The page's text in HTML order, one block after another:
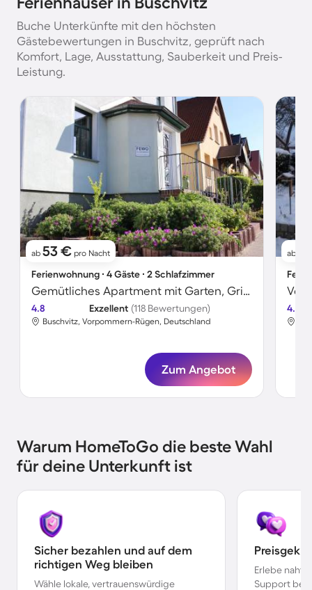
Buche Unterkünfte mit den höchsten
Gästebewertungen in Buschvitz, geprüft nach
Komfort, Lage, Ausstattung, Sauberkeit und Preis-
Leistung.
ab 53 € pro Nacht
Ferienwohnung ∙ 4 Gäste ∙ 2 Schlafzimmer
Gemütliches Apartment mit Garten, Grill und Terrasse
4.8 Exzellent (118 Bewertungen)
Buschvitz, Vorpommern-Rügen, Deutschland
Zum Angebot
ab
4.8
Warum HomeToGo die beste Wahl
für deine Unterkunft ist
Sicher bezahlen und auf dem
richtigen Weg bleiben
Wähle lokale, vertrauenswürdige
Erlebe
Support bei